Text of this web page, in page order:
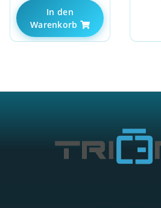
In den
Warenkorb